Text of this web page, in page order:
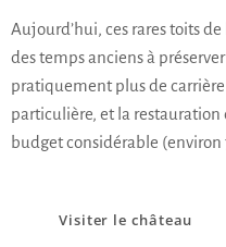
Aujourd’hui, ces rares toits
des temps anciens à
pratiquement plus de
particulière, et la
budget considérable (environ
Visiter le château